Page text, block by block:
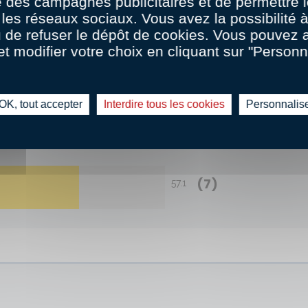
CE QUE VOUS EN AVEZ
57.1 (7)
réseaux sociaux. Vous avez la possibilité
de refuser le dépôt de cookies. Vous pouvez
modifier votre choix en cliquant sur
tout accepter Interdire tous les cookies